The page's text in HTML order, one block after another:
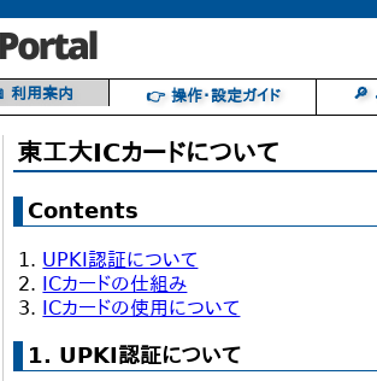
利用案内 👉 操作・設定ガイド 🔎
東工大ICカードについて
Contents
UPKI認証について
ICカードの仕組み
ICカードの使用について
1. UPKI認証について